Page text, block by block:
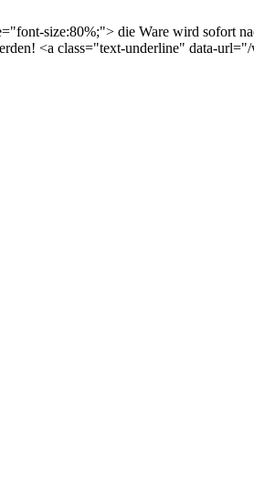
size:80%;"> die Ware wird sofort
<a class="text-underline" data-